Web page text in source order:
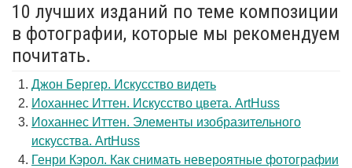
10 лучших изданий по теме композиции
в фотографии, которые мы рекомендуем
почитать.
Джон Бергер. Искусство видеть
Иоханнес Иттен. Искусство цвета. ArtHuss
Иоханнес Иттен. Элементы изобразительного
искусства. ArtHuss
Генри Кэрол. Как снимать невероятные фотографии